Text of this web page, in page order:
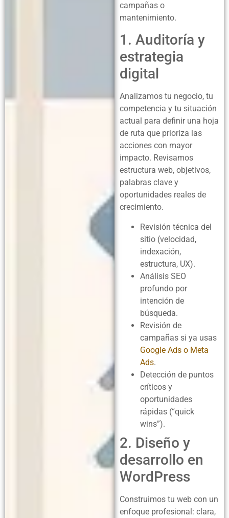
campañas o
mantenimiento.
1. Auditoría y
estrategia
digital
Analizamos tu negocio, tu
competencia y tu situación
actual para definir una hoja
de ruta que prioriza las
acciones con mayor
impacto. Revisamos
estructura web, objetivos,
palabras clave y
oportunidades reales de
crecimiento.
Revisión técnica del
sitio (velocidad,
indexación,
estructura, UX).
Análisis SEO
profundo por
intención de
búsqueda.
Revisión de
campañas si ya usas
Google Ads o Meta
Ads.
Detección de puntos
críticos y
oportunidades
rápidas (“quick
wins”).
2. Diseño y
desarrollo en
WordPress
Construimos tu web con un
enfoque profesional: clara,